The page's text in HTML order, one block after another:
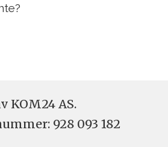
KOM24 AS.
928 093 182